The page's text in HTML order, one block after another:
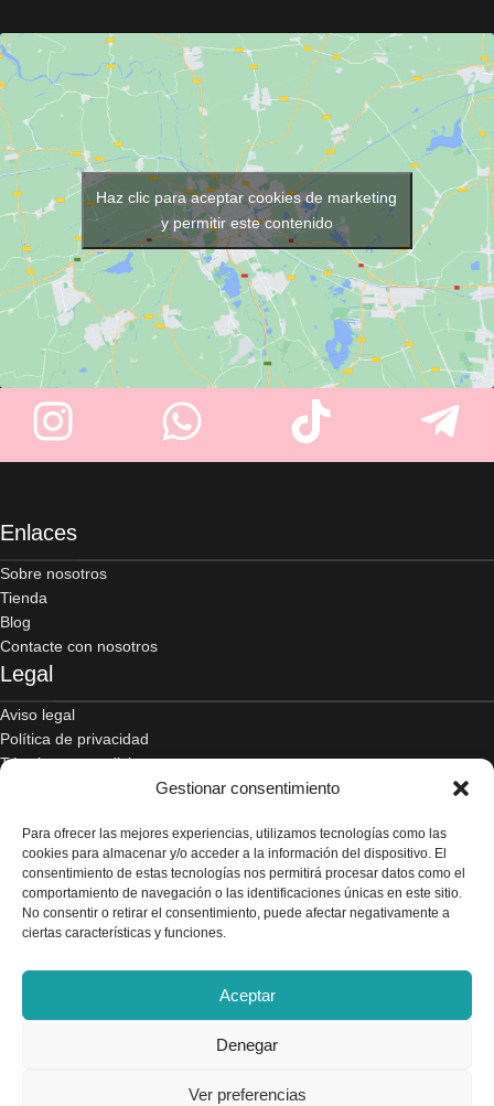
Gestionar consentimiento
Para ofrecer las mejores experiencias, utilizamos tecnologías como las
cookies para almacenar y/o acceder a la información del dispositivo. El
consentimiento de estas tecnologías nos permitirá procesar datos como el
comportamiento de navegación o las identificaciones únicas en este sitio.
No consentir o retirar el consentimiento, puede afectar negativamente a
ciertas características y funciones.
Aceptar
Denegar
Ver preferencias
Haz clic para aceptar cookies de marketing
y permitir este contenido
Enlaces
Sobre nosotros
Tienda
Blog
Contacte con nosotros
Legal
Aviso legal
Política de privacidad
Términos y condiciones
Política de cookies
Contacto
C/ Alcalde Amancio Muñoz, 52, 30203, Cartagena
968 521 048 / 617 498 222
gelado.comercial@gmail.com